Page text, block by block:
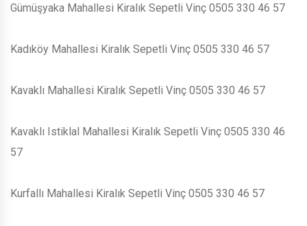
Gümüşyaka Mahallesi Kiralık Sepetli Vinç 0505 330 46 57
Kadıköy Mahallesi Kiralık Sepetli Vinç 0505 330 46 57
Kavaklı Mahallesi Kiralık Sepetli Vinç 0505 330 46 57
Kavaklı Istiklal Mahallesi Kiralık Sepetli Vinç 0505 330 46
57
Kurfallı Mahallesi Kiralık Sepetli Vinç 0505 330 46 57